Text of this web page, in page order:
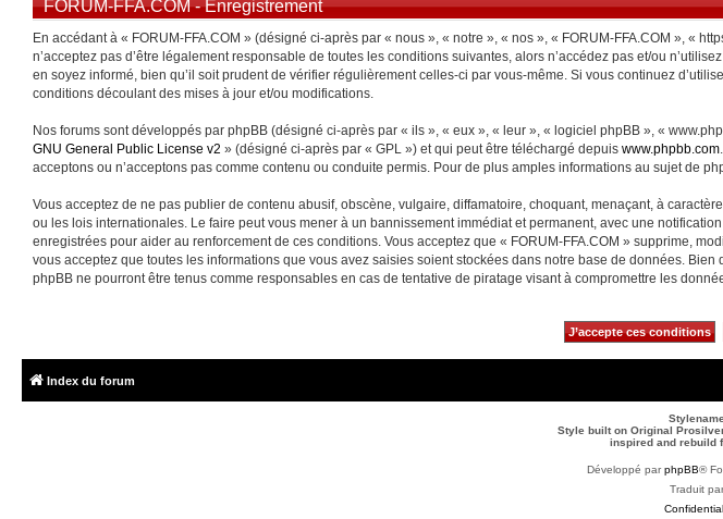
FORUM-FFA.COM - Enregistrement
En accédant à « FORUM-FFA.COM » (désigné ci-après par « nous », « notre », « nos », « FORUM-FFA.COM », «
n’acceptez pas d’être légalement responsable de toutes les conditions suivantes, alors n’accédez pas et/ou
en soyez informé, bien qu’il soit prudent de vérifier régulièrement celles-ci par vous-même. Si vous continuez
conditions découlant des mises à jour et/ou modifications.
Nos forums sont développés par phpBB (désigné ci-après par « ils », « eux », « leur », « logiciel phpBB », «
GNU General Public License v2 » (désigné ci-après par « GPL ») et qui peut être téléchargé depuis www.phpbb.com
acceptons ou n’acceptons pas comme contenu ou conduite permis. Pour de plus amples informations au sujet de
Vous acceptez de ne pas publier de contenu abusif, obscène, vulgaire, diffamatoire, choquant, menaçant, à
ou les lois internationales. Le faire peut vous mener à un bannissement immédiat et permanent, avec une
enregistrées pour aider au renforcement de ces conditions. Vous acceptez que « FORUM-FFA.COM » supprime,
vous acceptez que toutes les informations que vous avez saisies soient stockées dans notre base de données.
phpBB ne pourront être tenus comme responsables en cas de tentative de piratage visant à compromettre les
Index du forum
Style built on Original
inspired and rebuild
Développé parphpBB®
Traduit